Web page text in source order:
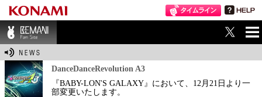
BEMANI Fan Sit
DanceDanceRevolution A3
『BABY-LON'S GALAXY』において、12月21日より一
部変更いたします。